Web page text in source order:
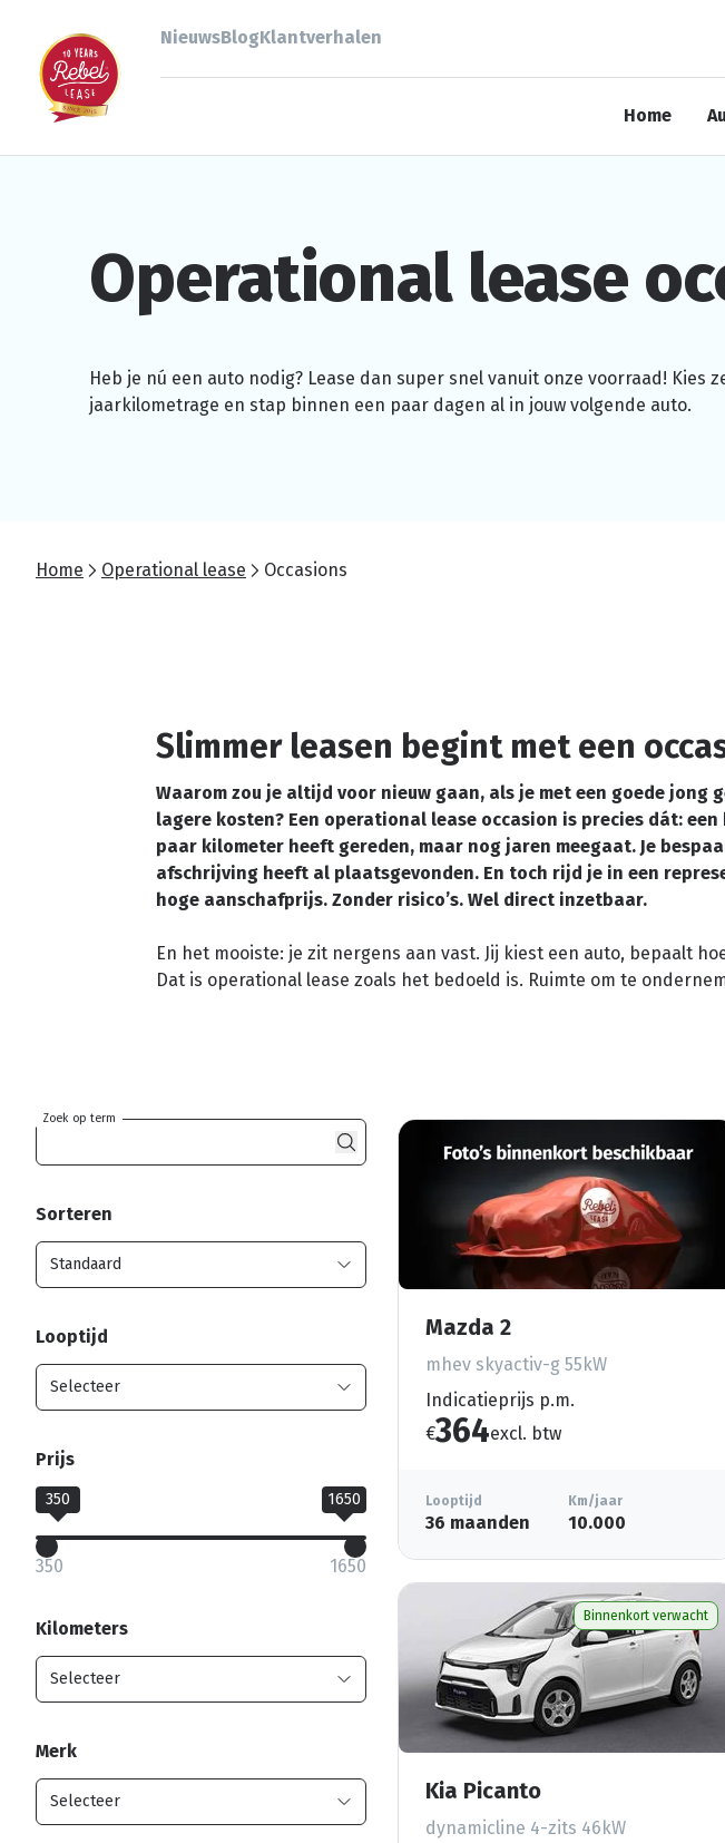
NieuwsBlogKlantverhalen
Home
Operationallease
Heb je nú een auto nodig? Lease dan super snel vanuit onze voorraad! Kies
jaarkilometrage en stap binnen een paar dagen al in jouw volgende auto.
Home Operational lease Occasions
Slimmer leasen begint met een
Waarom zou je altijd voor nieuw gaan, als je met een goede
lagere kosten? Een operational lease occasion is precies dát:
paar kilometer heeft gereden, maar nog jaren meegaat. Je
afschrijving heeft al plaatsgevonden. En toch rijd je in een
hoge aanschafprijs. Zonder risico’s. Wel direct inzetbaar.
En het mooiste: je zit nergens aan vast. Jij kiest een auto, bepaalt
Dat is operational lease zoals het bedoeld is. Ruimte om te
Zoek op term
Sorteren
Looptijd
Prijs
350 1650
350 1650
Kilometers
Merk
Mazda 2
mhev skyactiv-g 55kW
Indicatieprijs p.m.
€364excl. btw
Looptijd
36 maanden
Km/jaar
10.000
Binnenkort verwacht
Kia Picanto
dynamicline 4-zits 46kW